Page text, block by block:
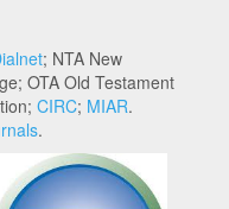
; NTA New
OTA Old Testament
CIRC; MIAR.
.